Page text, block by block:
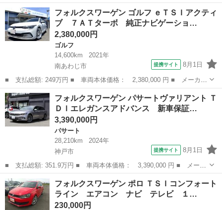
ー名： フォルクスワーゲン ■ 車種名： ゴルフヴァリアント ■
グレード名： ＴＤＩ アクティブアドバンス プラチナムエディシ
ョン ク...
兵庫 西宮市 ゴルフ
フォルクスワーゲン ゴルフ ｅＴＳＩアクティ
ブ ７ＡＴターボ 純正ナビゲーショ…
2,380,000円
ゴルフ
14,600km
2021年
南あわじ市
提携サイト 8月1日
■ 支払総額: 249万円 ■ 車両本体価格： 2,380,000 円 ■ メーカー
名： フォルクスワーゲン ■ 車種名： ゴルフ ■ グレード名：
ｅＴＳＩアクティブ ７ＡＴターボ 純正ナビゲーション フルセグ
ＴＶ リア...
兵庫 南あわじ市 ゴルフ
フォルクスワーゲン パサートヴァリアント Ｔ
ＤＩエレガンスアドバンス 新車保証…
3,390,000円
パサート
28,210km
2024年
神戸市
提携サイト 8月1日
■ 支払総額: 351.9万円 ■ 車両本体価格： 3,390,000 円 ■ メーカ
ー名： フォルクスワーゲン ■ 車種名： パサートヴァリアント
■ グレード名： ＴＤＩエレガンスアドバンス 新車保証継承付 黒
革 シー...
兵庫 神戸市 パサート
フォルクスワーゲン ポロ ＴＳＩコンフォート
ライン エアコン ナビ テレビ １…
230,000円